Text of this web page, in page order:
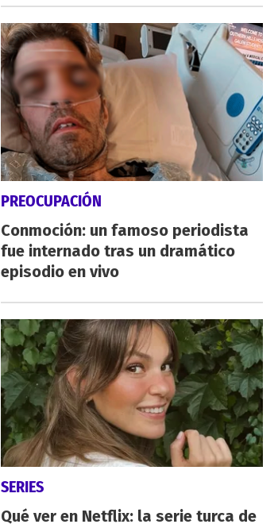
PREOCUPACIÓN
Conmoción: un famoso periodista
fue internado tras un dramático
episodio en vivo
SERIES
Qué ver en Netflix: la serie turca de